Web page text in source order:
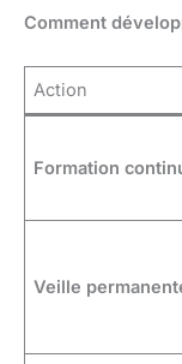
Comment
Action
Formation
Veille